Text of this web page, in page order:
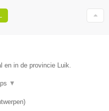
en in de provincie Luik.
▼
)